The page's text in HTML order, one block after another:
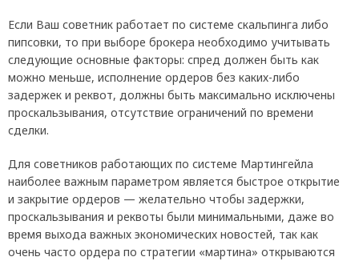
Если Ваш советник работает по системе скальпинга либо
пипсовки, то при выборе брокера необходимо учитывать
следующие основные факторы: спред должен быть как
можно меньше, исполнение ордеров без каких-либо
задержек и реквот, должны быть максимально исключены
проскальзывания, отсутствие ограничений по времени
сделки.
Для советников работающих по системе Мартингейла
наиболее важным параметром является быстрое открытие
и закрытие ордеров — желательно чтобы задержки,
проскальзывания и реквоты были минимальными, даже во
время выхода важных экономических новостей, так как
очень часто ордера по стратегии «мартина» открываются